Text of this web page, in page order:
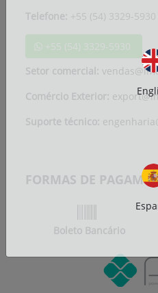
Telefone: +55 (54) 3329-5930
Setor comercial:
Comércio Exterior:
Suporte técnico:
FORMAS DE
Boleto Bancário